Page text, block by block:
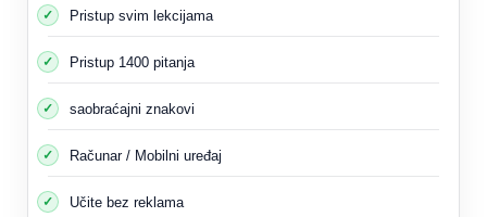
Pristup svim lekcijama
Pristup 1400 pitanja
saobraćajni znakovi
Računar / Mobilni uređaj
Učite bez reklama